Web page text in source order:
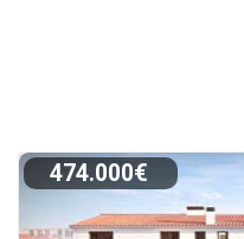
474.000€